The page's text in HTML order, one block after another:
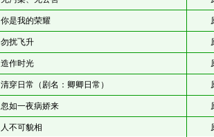
你是我的荣耀
勿扰飞升
造作时光
清穿日常（剧名：卿卿日常）
忽如一夜病娇来
人不可貌相